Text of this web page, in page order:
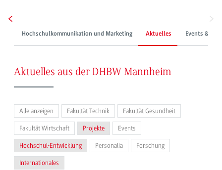
Hochschulkommunikation und Marketing Aktuelles Events &
Aktuelles aus der DHBW Mannheim
Alle anzeigen Fakultät Technik Fakultät Gesundheit
Fakultät Wirtschaft Projekte Events
Hochschul-Entwicklung Personalia Forschung
Internationales